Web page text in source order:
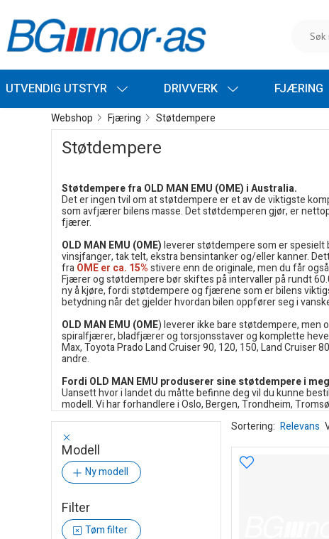
UTVENDIG UTSTYR DRIVVERK FJÆRING
Webshop Fjæring Støtdempere
Støtdempere
Støtdempere fra OLD MAN EMU (OME) i Australia.
Det er ingen tvil om at støtdempere er et av de viktigste
som avfjærer bilens masse. Det støtdemperen gjør, er
fjærer.
OLD MAN EMU (OME)leverer støtdempere som er spesielt
vinsjfanger, tak telt, ekstra bensintanker og/eller kanner.
fraOME er ca. 15%stivere enn de originale, men du får også
Fjærer og støtdempere bør skiftes på intervaller på rundt
ny å kjøre, fordi støtdempere og fjærene som er bilens
betydning når det gjelder hvordan bilen oppfører seg i
OLD MAN EMU (OME) leverer ikke bare støtdempere,
spiralfjærer, bladfjærer og torsjonsstaver og komplette
Max, Toyota Prado Land Cruiser 90, 120, 150, Land Cruiser
andre.
Fordi OLD MAN EMU produserer sine støtdempere i
Uansett hvor i landet du måtte befinne deg vil du kunne
modell. Vi har forhandlere i Oslo, Bergen, Trondheim,
Modell
Ny modell
Filter
Tøm filter
Sortering: Relevans